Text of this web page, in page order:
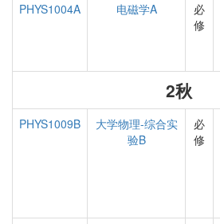
PHYS1004A
电磁学A
必
修
2秋
PHYS1009B
大学物理-综合实
验B
必
修